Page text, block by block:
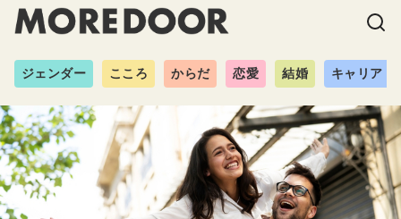
ジェンダー こころ からだ 恋愛 結婚 キャリア